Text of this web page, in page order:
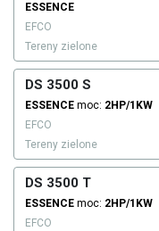
ESSENCE
EFCO
Tereny zielone
DS 3500 S
ESSENCE moc: 2HP/1KW
EFCO
Tereny zielone
DS 3500 T
ESSENCE moc: 2HP/1KW
EFCO